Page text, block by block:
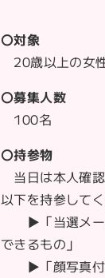
〇対象
20歳以上の女
〇募集人数
100名
〇持参物
当日は本人確認
以下を持参してく
▶「当選メー
できるもの」
▶「顔写真付